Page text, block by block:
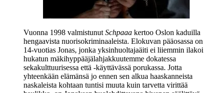
Vuonna 1998 valmistunutSchpaaa kertoo Oslon kaduilla
hengaavista nuorisokriminaaleista. Elokuvan pääosassa on
14‑vuotias Jonas, jonka yksinhuoltajaäiti ei liiemmin ilakoi
hukatun mäkihyppääjälahjakkuutemme dokatessa
sekakulttuurisessa että ‑käyttävässä porukassa. Jotta
yhteenkään elämänsä jo ennen sen alkua haaskanneista
naskaleista kohtaan tuntisi muuta kuin tarvetta virittää